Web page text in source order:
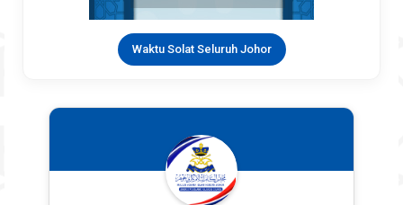
Waktu Solat Seluruh Johor